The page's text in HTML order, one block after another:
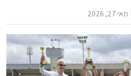
מאי 27, 2026